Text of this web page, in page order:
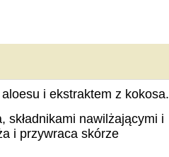
i ekstraktem z kokosa.
składnikami nawilżającymi i
i przywraca skórze